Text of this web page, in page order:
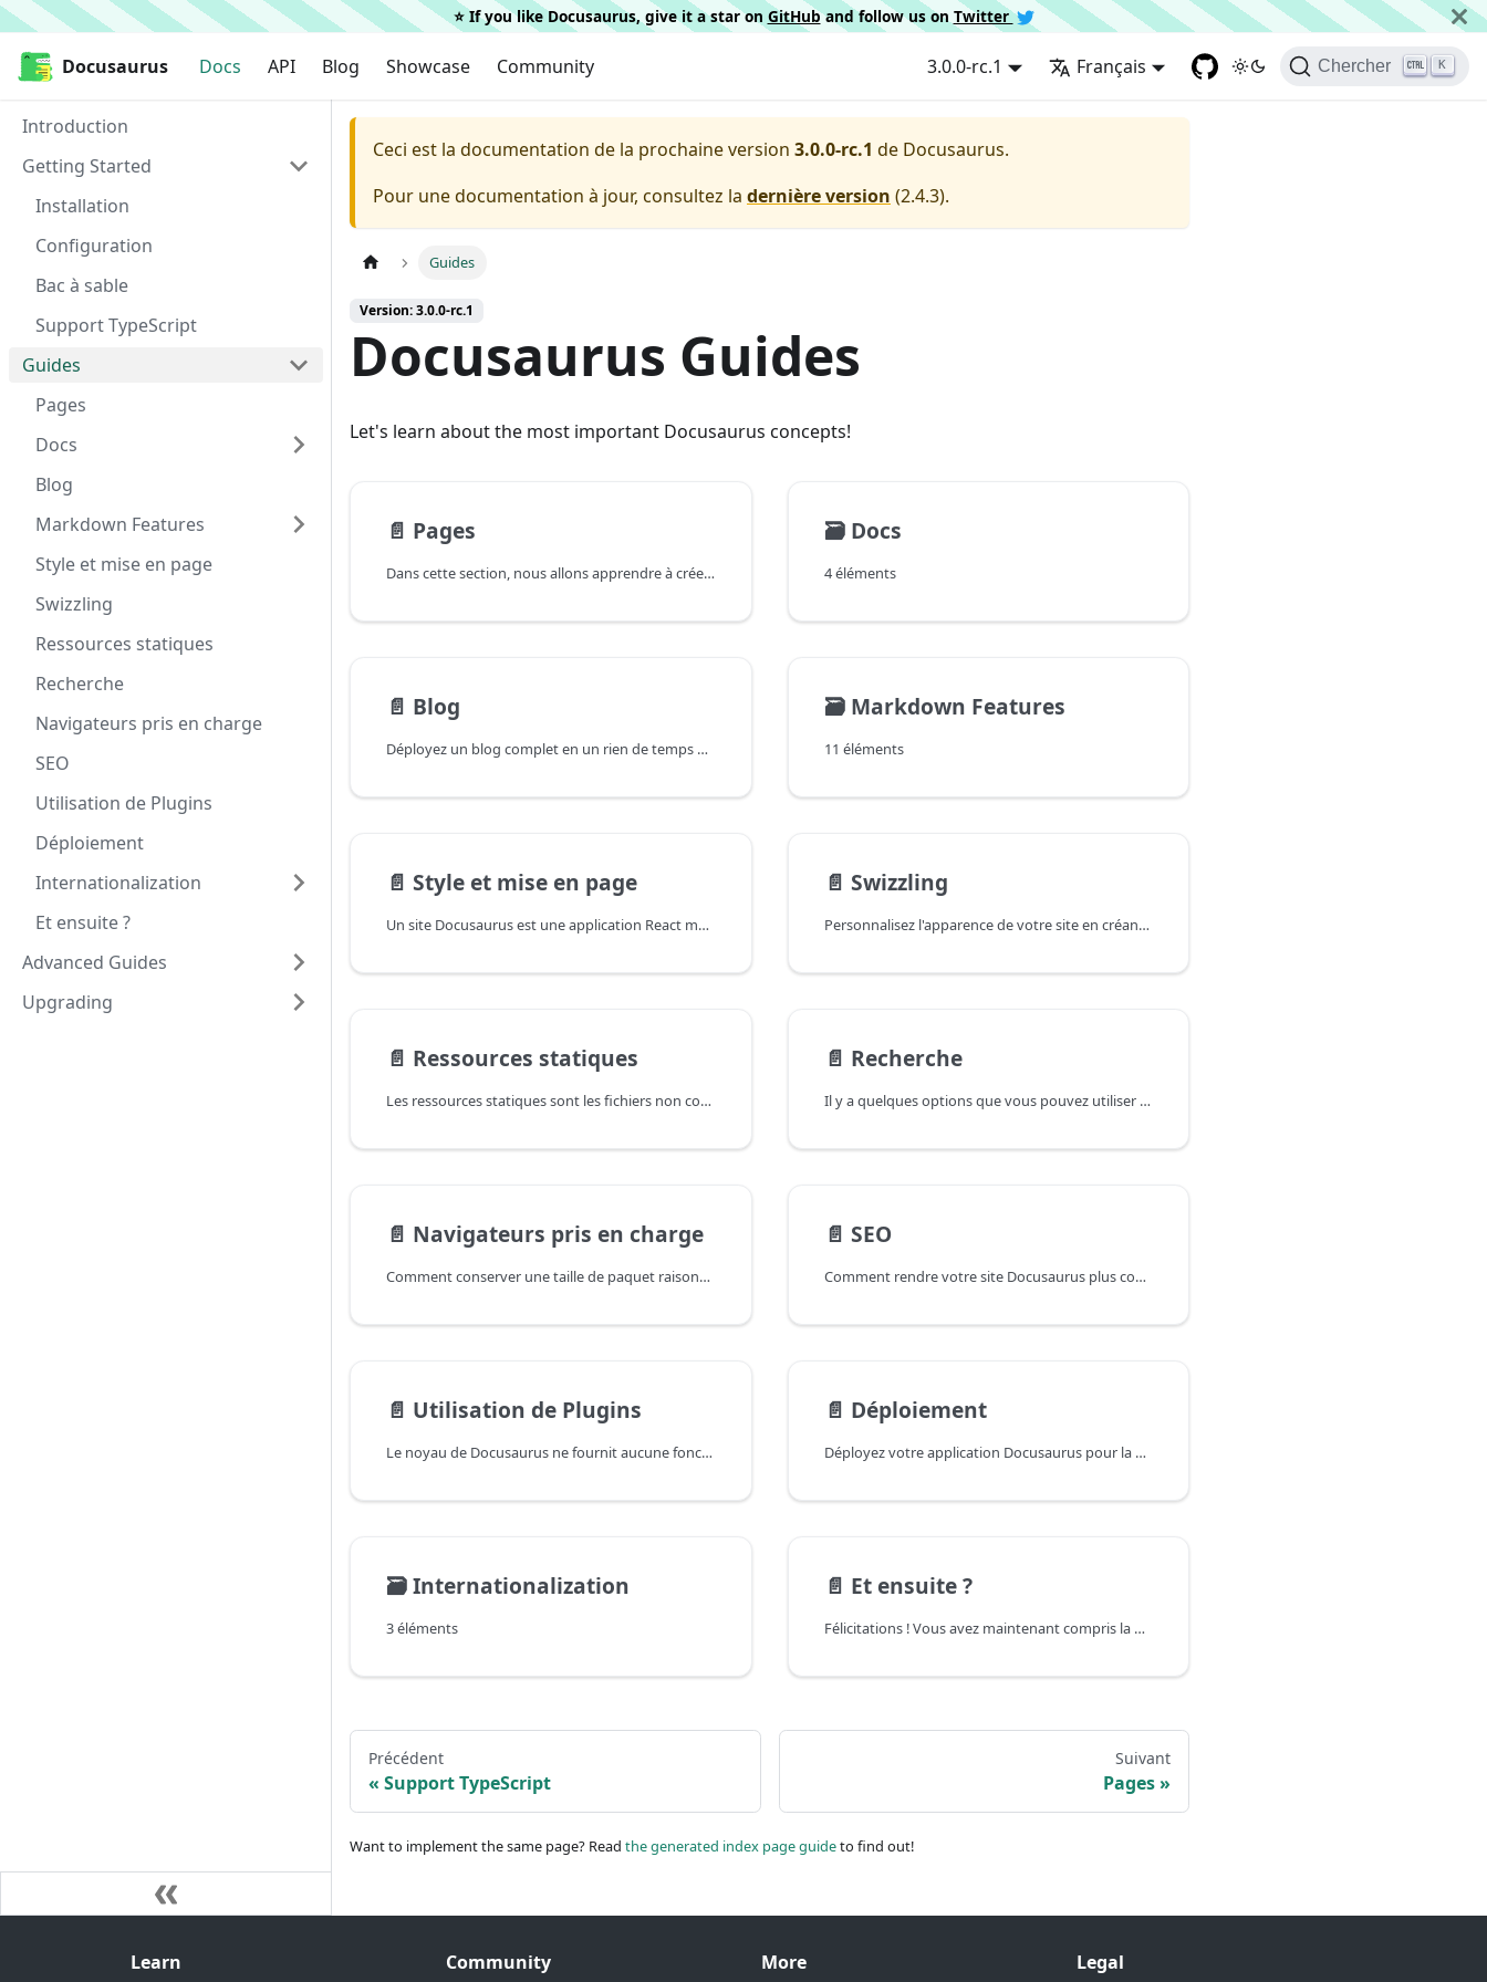
⭐️ If you like Docusaurus, give it a star on GitHuband follow us on Twitter
Docusaurus Docs API Blog Showcase Community 3.0.0-rc.1 Français Chercher K
Docusaurus
Introduction
Getting Started
Installation
Configuration
Bac à sable
Support TypeScript
Guides
Pages
Docs
Blog
Markdown Features
Style et mise en page
Swizzling
Ressources statiques
Recherche
Navigateurs pris en charge
SEO
Utilisation de Plugins
Déploiement
Internationalization
Et ensuite ?
Advanced Guides
Upgrading
Ceci est la documentation de la prochaine version 3.0.0-rc.1 de Docusaurus.
Pour une documentation à jour, consultez la dernière version (2.4.3).
Guides
Version: 3.0.0-rc.1
Docusaurus Guides
Let's learn about the most important Docusaurus concepts!
📄️ Pages
Dans cette section, nous allons apprendre à créer des pages dans Docusaurus.
🗃️ Docs
4 éléments
📄️ Blog
Déployez un blog complet en un rien de temps avec Docusaurus.
🗃️ Markdown Features
11 éléments
📄️ Style et mise en page
Un site Docusaurus est une application React mono-page pré-rendue. Vous pouvez la styliser de la même manière que les applications React.
📄️ Swizzling
Personnalisez l'apparence de votre site en créant vos propres composants de thème
📄️ Ressources statiques
Les ressources statiques sont les fichiers non codés qui sont directement copiés dans le résultat de la construction. Découvrez comment elles sont traitées et quelles sont les meilleures pratiques d'utilisation des ressources statiques.
📄️ Recherche
Il y a quelques options que vous pouvez utiliser pour ajouter une recherche à votre site web :
📄️ Navigateurs pris en charge
Comment conserver une taille de paquet raisonnable tout en assurant une prise en charge suffisante du navigateur.
📄️ SEO
Comment rendre votre site Docusaurus plus convivial pour les moteurs de recherche.
📄️ Utilisation de Plugins
Le noyau de Docusaurus ne fournit aucune fonctionnalité propre. Toutes les fonctionnalités sont déléguées à des plugins individuels : la fonctionnalité docs fournie par le plugin docs; la fonctionnalité blog fournie par le plugin blog; ou les pages individuelles fournies par le plugin pages. S'il n'y a pas de plugins installés, le site ne contiendra pas de routes.
📄️ Déploiement
Déployez votre application Docusaurus pour la production sur une gamme de services d'hébergement statiques.
🗃️Internationalization
3 éléments
📄️ Et ensuite ?
Félicitations ! Vous avez maintenant compris la plupart des fonctionnalités principales de Docusaurus. Vous avez :
Précédent
Support TypeScript
Suivant
Pages
Want to implement the same page? Read the generated index page guideto find out!
Learn Community More Legal